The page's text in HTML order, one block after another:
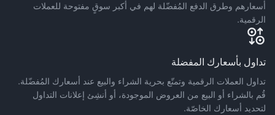
أسعارهم وطرق الدفع المُفضّلة لهم في أكبر سوقٍ مفتوحة للعملات
الرقمية.
تداول بأسعارك المفضلة
تداول العملات الرقمية وتمتّع بحرية الشراء والبيع عند أسعارك المُفضّلة.
قُم بالشراء أو البيع من العروض الموجودة، أو أنشِئ إعلانات التداول
لتحديد أسعارك الخاصّة.